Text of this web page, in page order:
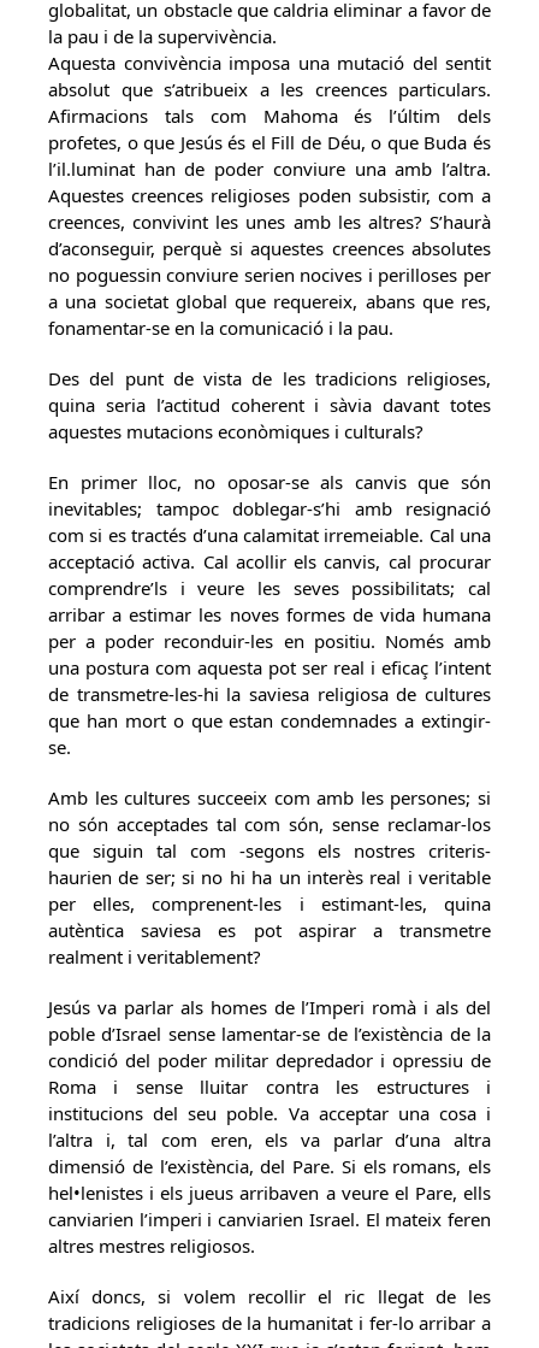
globalitat, un obstacle que caldria eliminar a favor de
la pau i de la supervivència.
Aquesta convivència imposa una mutació del sentit
absolut que s’atribueix a les creences particulars.
Afirmacions tals com Mahoma és l’últim dels
profetes, o que Jesús és el Fill de Déu, o que Buda és
l’il.luminat han de poder conviure una amb l’altra.
Aquestes creences religioses poden subsistir, com a
creences, convivint les unes amb les altres? S’haurà
d’aconseguir, perquè si aquestes creences absolutes
no poguessin conviure serien nocives i perilloses per
a una societat global que requereix, abans que res,
fonamentar-se en la comunicació i la pau.
Des del punt de vista de les tradicions religioses,
quina seria l’actitud coherent i sàvia davant totes
aquestes mutacions econòmiques i culturals?
En primer lloc, no oposar-se als canvis que són
inevitables; tampoc doblegar-s’hi amb resignació
com si es tractés d’una calamitat irremeiable. Cal una
acceptació activa. Cal acollir els canvis, cal procurar
comprendre’ls i veure les seves possibilitats; cal
arribar a estimar les noves formes de vida humana
per a poder reconduir-les en positiu. Només amb
una postura com aquesta pot ser real i eficaç l’intent
de transmetre-les-hi la saviesa religiosa de cultures
que han mort o que estan condemnades a extingir-
se.
Amb les cultures succeeix com amb les persones; si
no són acceptades tal com són, sense reclamar-los
que siguin tal com -segons els nostres criteris-
haurien de ser; si no hi ha un interès real i veritable
per elles, comprenent-les i estimant-les, quina
autèntica saviesa es pot aspirar a transmetre
realment i veritablement?
Jesús va parlar als homes de l’Imperi romà i als del
poble d’Israel sense lamentar-se de l’existència de la
condició del poder militar depredador i opressiu de
Roma i sense lluitar contra les estructures i
institucions del seu poble. Va acceptar una cosa i
l’altra i, tal com eren, els va parlar d’una altra
dimensió de l’existència, del Pare. Si els romans, els
hel•lenistes i els jueus arribaven a veure el Pare, ells
canviarien l’imperi i canviarien Israel. El mateix feren
altres mestres religiosos.
Així doncs, si volem recollir el ric llegat de les
tradicions religioses de la humanitat i fer-lo arribar a